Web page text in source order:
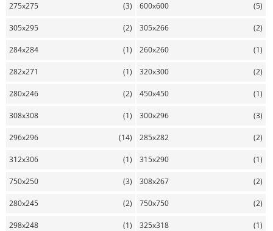
275x275 (3) 600x600 (5)
305x295 (2) 305x266 (2)
284x284 (1) 260x260 (1)
282x271 (1) 320x300 (2)
280x246 (2) 450x450 (1)
308x308 (1) 300x296 (3)
296x296 (14) 285x282 (2)
312x306 (1) 315x290 (1)
750x250 (3) 308x267 (2)
280x245 (2) 750x750 (2)
298x248 (1) 325x318 (1)